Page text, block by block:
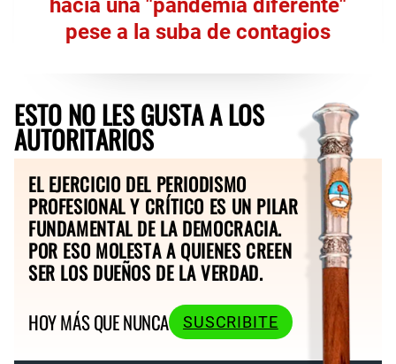
hacia una "pandemia diferente"
pese a la suba de contagios
ESTO NO LES GUSTA A LOS
AUTORITARIOS
EL EJERCICIO DEL PERIODISMO
PROFESIONAL Y CRÍTICO ES UN PILAR
FUNDAMENTAL DE LA DEMOCRACIA.
POR ESO MOLESTA A QUIENES CREEN
SER LOS DUEÑOS DE LA VERDAD.
HOY MÁS QUE NUNCA
SUSCRIBITE